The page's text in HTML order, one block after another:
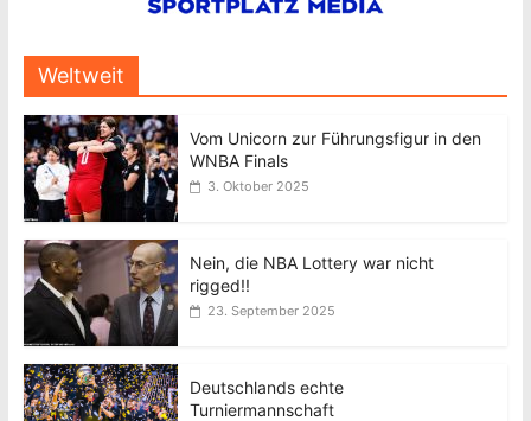
Weltweit
Vom Unicorn zur Führungsfigur in den
WNBA Finals
3. Oktober 2025
Nein, die NBA Lottery war nicht
rigged!!
23. September 2025
Deutschlands echte
Turniermannschaft